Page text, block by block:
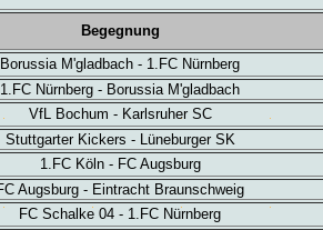
Begegnung
Borussia M'gladbach - 1.FC Nürnberg
1.FC Nürnberg - Borussia M'gladbach
VfL Bochum - Karlsruher SC
Stuttgarter Kickers - Lüneburger SK
1.FC Köln - FC Augsburg
Augsburg - Eintracht Braunschweig
FC Schalke 04 - 1.FC Nürnberg